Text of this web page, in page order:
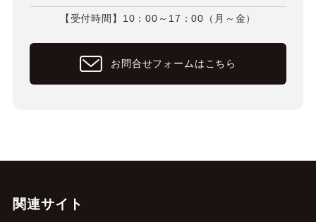
【受付時間】10：00～17：00（月～金）
お問合せフォームはこちら
関連サイト